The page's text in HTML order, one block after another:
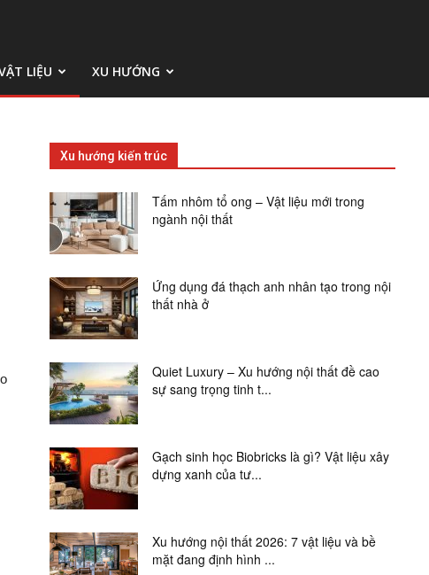
LIỆU XU HƯỚNG
Xu hướng kiến trúc
Tấm nhôm tổ ong – Vật liệu mới trong
ngành nội thất
Ứng dụng đá thạch anh nhân tạo trong nội
thất nhà ở
Quiet Luxury – Xu hướng nội thất đề cao
sự sang trọng tinh t...
Gạch sinh học Biobricks là gì? Vật liệu xây
dựng xanh của tư...
Xu hướng nội thất 2026: 7 vật liệu và bề
mặt đang định hình ...